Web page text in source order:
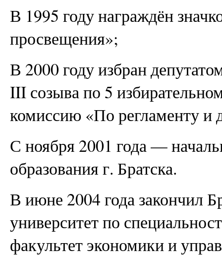
В 1995 году награждён
просвещения»;
В 2000 году избран
III созыва по 5
комиссию «По регламенту и
С ноября 2001 года —
образования г. Братска.
В июне 2004 года закончил
университет по
факультет экономики и